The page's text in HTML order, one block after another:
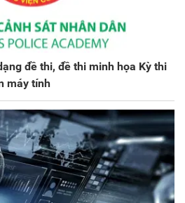
đề thi, đề thi minh họa Kỳ thi
máy tính